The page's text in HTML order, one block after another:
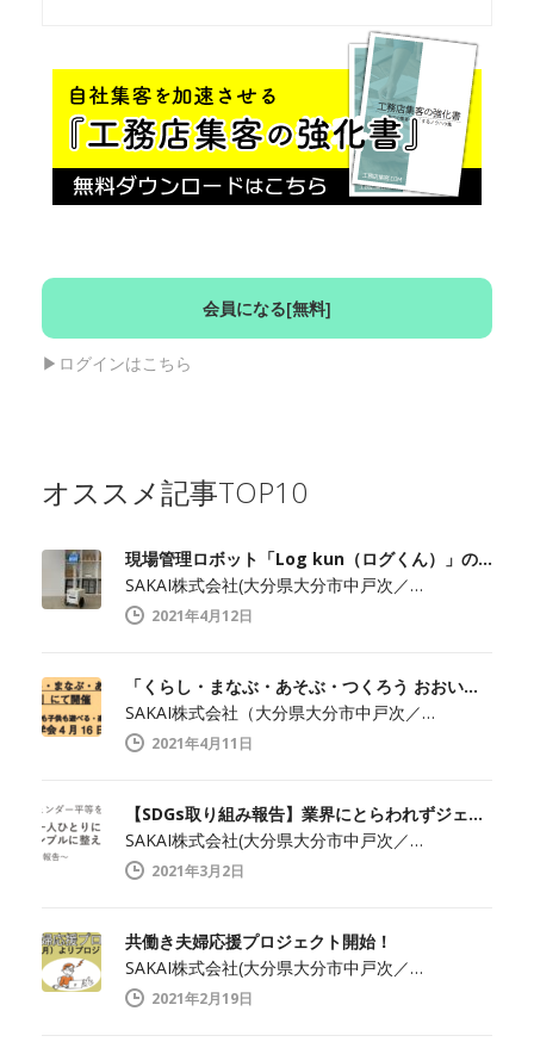
会員になる[無料]
▶︎ログインはこちら
オススメ記事TOP10
現場管理ロボット「Log kun（ログくん）」のメディア向け見学会開催します！
SAKAI株式会社(大分県大分市中戸次／…
2021年4月12日
「くらし・まなぶ・あそぶ・つくろう おおいた」でメディア見学会開催！
SAKAI株式会社（大分県大分市中戸次／…
2021年4月11日
【SDGs取り組み報告】業界にとらわれずジェンダー平等を実現
SAKAI株式会社(大分県大分市中戸次／…
2021年3月2日
共働き夫婦応援プロジェクト開始！
SAKAI株式会社(大分県大分市中戸次／…
2021年2月19日